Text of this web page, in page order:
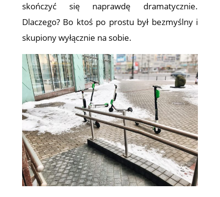
skończyć się naprawdę dramatycznie.
Dlaczego? Bo ktoś po prostu był bezmyślny i
skupiony wyłącznie na sobie.